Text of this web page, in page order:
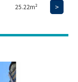
25.22m² >